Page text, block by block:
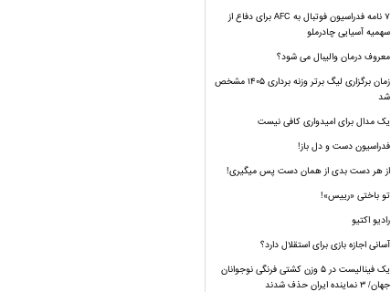
۷ نامه فدراسیون فوتبال به AFC برای دفاع از
سهمیه آسیایی چادرملو
معروف درمان والیبال می شود؟
زمان برگزاری لیگ برتر وزنه برداری ۱۴۰۵ مشخص
شد
یک مدال برای امیدواری کافی نیست
فدراسیون دست‌ و دل باز!
از هر دست بدی از همان دست پس میگیری!
تو باختی «رییس»!
رادیو اکتیو
آسانی اجازه بازی برای استقلال دارد؟
یک فینالیست در ۵ وزن کشتی فرنگی نوجوانان
جهان/ ۳ نماینده ایران حذف شدند